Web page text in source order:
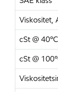
Viskositet,
cSt @ 40ºC
cSt @